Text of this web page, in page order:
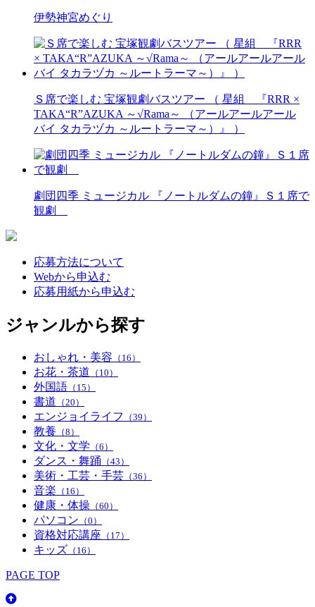
伊勢神宮めぐり
Ｓ席で楽しむ 宝塚観劇バスツアー （ 星組 『RRR ×
TAKA“R”AZUKA ～√Rama～ （アールアールアール
バイ タカラヅカ ～ルートラーマ～）』 ）
劇団四季 ミュージカル 『ノートルダムの鐘』Ｓ１席で
観劇
応募方法について
Webから申込む
応募用紙から申込む
ジャンルから探す
おしゃれ・美容 （16）
お花・茶道 （10）
外国語 （15）
書道 （20）
エンジョイライフ （39）
教養 （8）
文化・文学 （6）
ダンス・舞踊 （43）
美術・工芸・手芸 （36）
音楽 （16）
健康・体操 （60）
パソコン （0）
資格対応講座 （17）
キッズ （16）
PAGE TOP